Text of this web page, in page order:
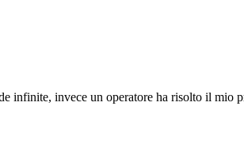
infinite, invece un operatore ha risolto il mio